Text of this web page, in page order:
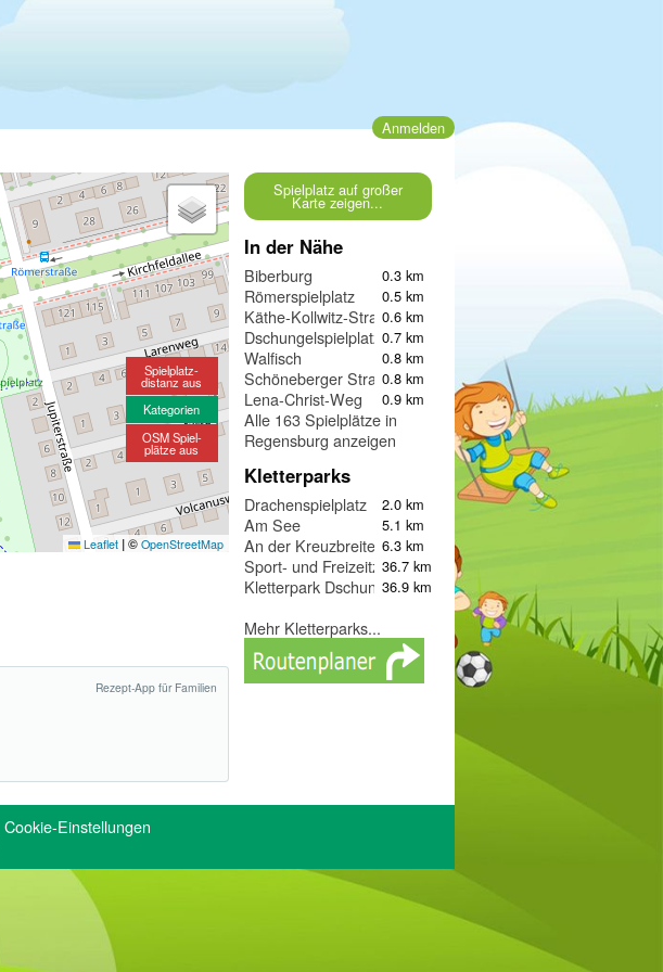
Anmelden
Leaflet |© OpenStreetMap
Spielplatz-
distanz aus
Kategorien
OSM Spiel-
plätze aus
Rezept-App für Familien
Spielplatz auf großer
Karte zeigen...
In der Nähe
Biberburg 0.3 km
Römerspielplatz 0.5 km
Käthe-Kollwitz-Straße0.6 km
Dschungelspielplatz 0.7 km
Walfisch 0.8 km
Schöneberger Straße II
0.8 km
Lena-Christ-Weg 0.9 km
Alle 163 Spielplätze in
Regensburg anzeigen
Kletterparks
Drachenspielplatz 2.0 km
Am See 5.1 km
An der Kreuzbreite 6.3 km
Sport- und Freizeitzentrum AM ESPER
36.7 km
Kletterpark Dschungel-Arena
36.9 km
Mehr Kletterparks...
Cookie-Einstellungen